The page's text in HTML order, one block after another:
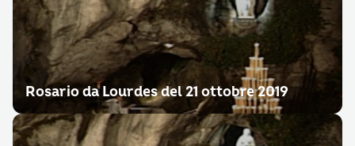
Rosario da Lourdes del 21 ottobre 2019